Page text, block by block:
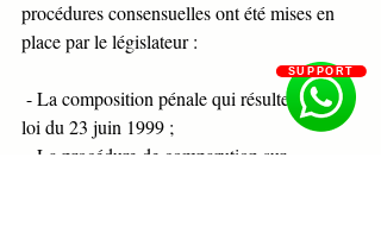
procédures consensuelles ont été mises en
place par le législateur :
loi du 23 juin 1999 ;
SUPPORT